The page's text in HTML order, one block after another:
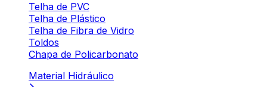
Telha de PVC
Telha de Plástico
Telha de Fibra de Vidro
Toldos
Chapa de Policarbonato
Material Hidráulico